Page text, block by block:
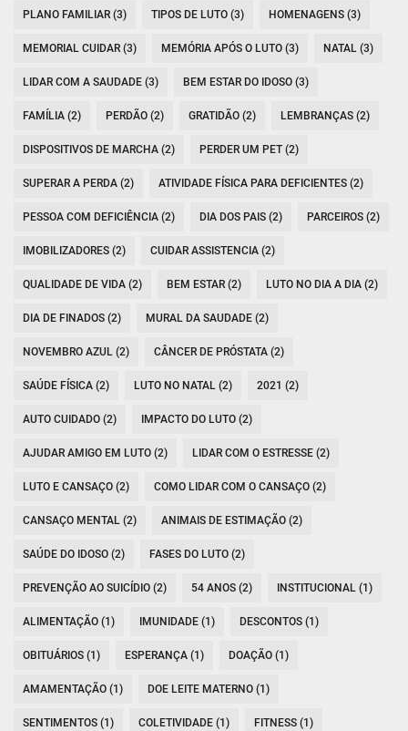
PLANO FAMILIAR (3) TIPOS DE LUTO (3) HOMENAGENS (3)
MEMORIAL CUIDAR (3) MEMÓRIA APÓS O LUTO (3) NATAL (3)
LIDAR COM A SAUDADE (3) BEM ESTAR DO IDOSO (3)
FAMÍLIA (2) PERDÃO (2) GRATIDÃO (2) LEMBRANÇAS (2)
DISPOSITIVOS DE MARCHA (2) PERDER UM PET (2)
SUPERAR A PERDA (2) ATIVIDADE FÍSICA PARA DEFICIENTES (2)
PESSOA COM DEFICIÊNCIA (2) DIA DOS PAIS (2) PARCEIROS (2)
IMOBILIZADORES (2) CUIDAR ASSISTENCIA (2)
QUALIDADE DE VIDA (2) BEM ESTAR (2) LUTO NO DIA A DIA (2)
DIA DE FINADOS (2) MURAL DA SAUDADE (2)
NOVEMBRO AZUL (2) CÂNCER DE PRÓSTATA (2)
SAÚDE FÍSICA (2) LUTO NO NATAL (2) 2021 (2)
AUTO CUIDADO (2) IMPACTO DO LUTO (2)
AJUDAR AMIGO EM LUTO (2) LIDAR COM O ESTRESSE (2)
LUTO E CANSAÇO (2) COMO LIDAR COM O CANSAÇO (2)
CANSAÇO MENTAL (2) ANIMAIS DE ESTIMAÇÃO (2)
SAÚDE DO IDOSO (2) FASES DO LUTO (2)
PREVENÇÃO AO SUICÍDIO (2) 54 ANOS (2) INSTITUCIONAL (1)
ALIMENTAÇÃO (1) IMUNIDADE (1) DESCONTOS (1)
OBITUÁRIOS (1) ESPERANÇA (1) DOAÇÃO (1)
AMAMENTAÇÃO (1) DOE LEITE MATERNO (1)
SENTIMENTOS (1) COLETIVIDADE (1) FITNESS (1)